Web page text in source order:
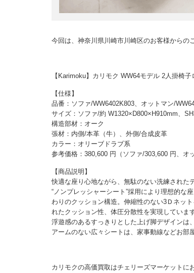
今回は、神奈川県川崎市川崎区のお客様からの
【Karimoku】カリモク WW64モデル 2人掛椅
【仕様】
品番：ソファ/WW6402K803、オットマン/
サイズ：ソファ/約 W1320×D800×H910mm、
構造部材：オーク
張材：内側/本革（牛）、外側/合成皮革
カラー：オリーブドラブ系
参考価格：380,600 円（ソファ/303,600 円、オ
【商品説明】
快適な座り心地ながら、無駄のない洗練された
“ノンプレッシャーシート”採用により理想的な
わりのクッション構造。伸縮性のない3Ｄネッ
れたクッション性、体圧分散性を実現しています
浮遊感のあるすっきりとした上げ脚デザインは
アームのない広々シートは、家事動線などお部
カリモクの高価買取はチェリーズマーケットに